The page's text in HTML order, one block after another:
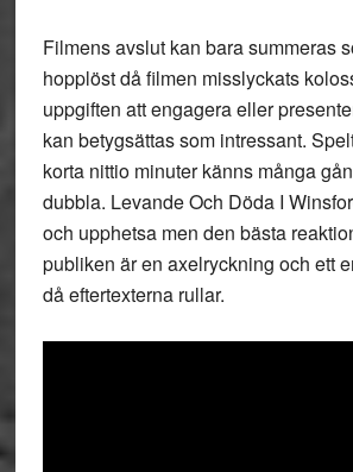
Filmens avslut kan bara summeras
hopplöst då filmen misslyckats
uppgiften att engagera eller
kan betygsättas som intressant.
korta nittio minuter känns många
dubbla. Levande Och Döda I
och upphetsa men den bästa
publiken är en axelryckning och ett
då eftertexterna rullar.